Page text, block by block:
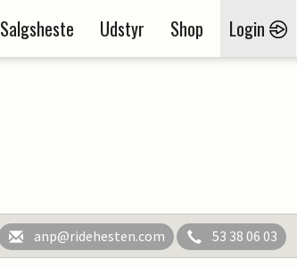
Salgsheste Udstyr Shop Login
anp@ridehesten.com 53 38 06 03